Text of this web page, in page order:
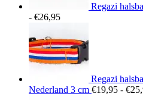
Regazi
- €26,95Prijsklasse:
tot
€26,95
Regazi
Nederland 3 cm €19,95 - €